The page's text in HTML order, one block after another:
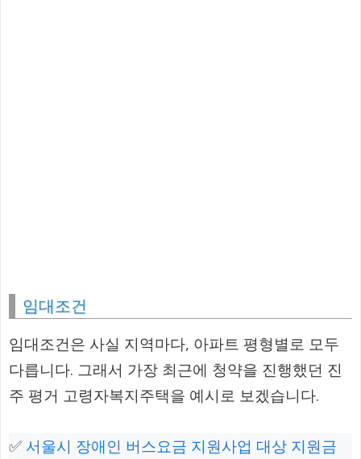
임대조건
임대조건은 사실 지역마다, 아파트 평형별로 모두
다릅니다. 그래서 가장 최근에 청약을 진행했던 진
주 평거 고령자복지주택을 예시로 보겠습니다.
✅ 서울시 장애인 버스요금 지원사업 대상 지원금